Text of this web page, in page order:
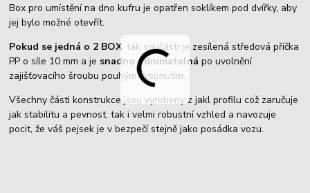
Box pro umístění na dno kufru je opatřen soklíkem pod dvířky, aby
jej bylo možné otevřít.
Pokud se jedná o 2 BOX, tak součásti je zesílená středová příčka
PP o síle 10 mm a je snadno odnímatelná po uvolnění
zajišťovacího šroubu pouhým vysunutím.
Všechny části konstrukce jsou vyrobeny z jakl profilu což zaručuje
jak stabilitu a pevnost, tak i velmi robustní vzhled a navozuje
pocit, že váš pejsek je v bezpečí stejně jako posádka vozu.